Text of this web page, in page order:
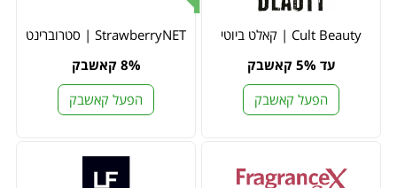
Cult Beauty | קאלט ביוטי
עד 5% קאשבק
הפעל קאשבק
StrawberryNET | סטרוברינט
8% קאשבק
הפעל קאשבק